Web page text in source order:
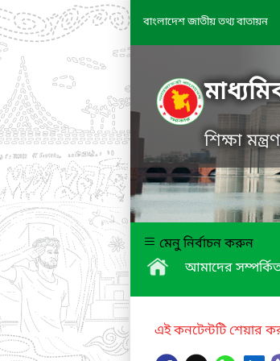
বাংলাদেশ জাতীয় তথ্য বাতায়ন
শিক্ষা
মেনু নির্বাচন করুন
আমাদের
এই কনটেন্টটি শেয়ার